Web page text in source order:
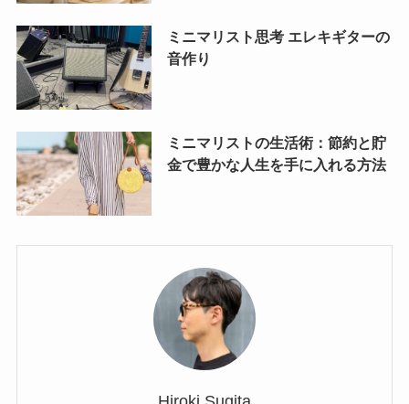
ミニマリスト思考 エレキギターの
音作り
ミニマリストの生活術：節約と貯
金で豊かな人生を手に入れる方法